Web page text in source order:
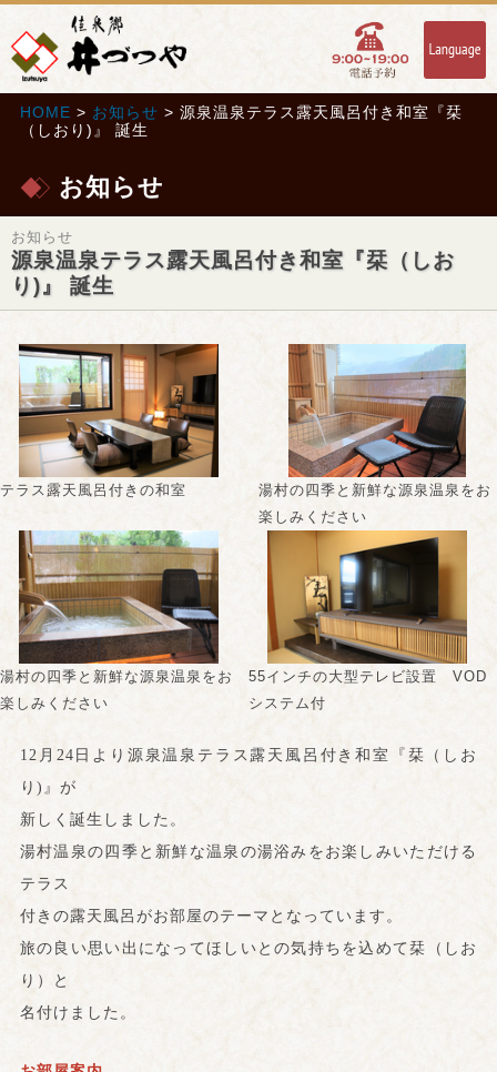
HOME > お知らせ > 源泉温泉テラス露天風呂付き和室『栞
（しおり)』 誕生
お知らせ
お知らせ
源泉温泉テラス露天風呂付き和室『栞（しお
り)』 誕生
テラス露天風呂付きの和室
湯村の四季と新鮮な源泉温泉をお
楽しみください
湯村の四季と新鮮な源泉温泉をお
楽しみください
55インチの大型テレビ設置 VOD
システム付
12 月24日より源泉温泉テラス露天風呂付き和室『栞（しお
り)』が
新しく誕生しました。
湯村温泉の四季と新鮮な温泉の湯浴みをお楽しみいただける
テラス
付きの露天風呂がお部屋のテーマとなっています。
旅の良い思い出になってほしいとの気持ちを込めて栞（しお
り）と
名付けました。